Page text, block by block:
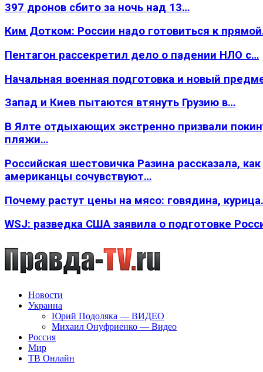
397 дронов сбито за ночь над 13…
Ким Дотком: России надо готовиться к
Пентагон рассекретил дело о падении НЛО с…
Начальная военная подготовка и новый
Запад и Киев пытаются втянуть Грузию в…
В Ялте отдыхающих экстренно призвали
пляжи…
Российская шестовичка Разина рассказала, как
американцы сочувствуют…
Почему растут цены на мясо: говядина,
WSJ: разведка США заявила о подготовке
Новости
Украина
Юрий Подоляка — ВИДЕО
Михаил Онуфриенко — Видео
Россия
Мир
ТВ Онлайн